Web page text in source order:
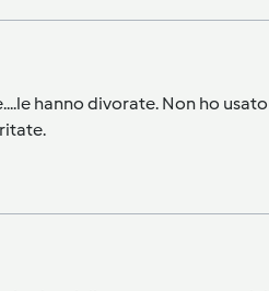
hanno divorate. Non ho